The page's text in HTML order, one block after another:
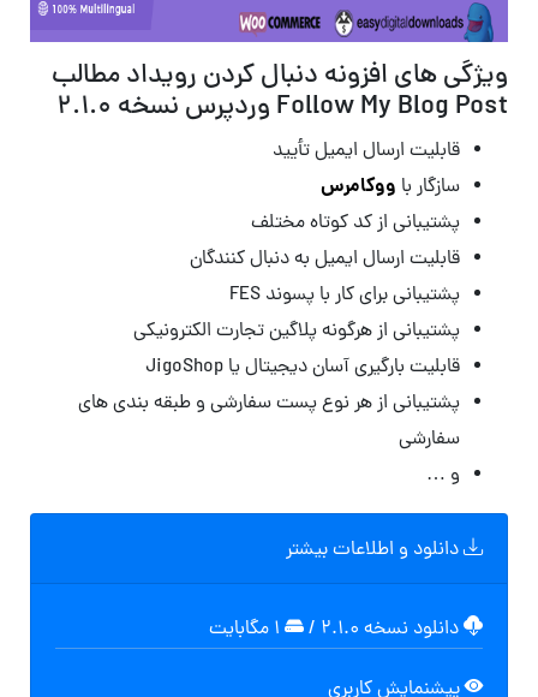
ویژگی های افزونه دنبال کردن رویداد مطالب
Follow My Blog Post وردپرس نسخه 2.1.0
قابلیت ارسال ایمیل تأیید
سازگار با ووکامرس
پشتیبانی از کد کوتاه مختلف
قابلیت ارسال ایمیل به دنبال کنندگان
پشتیبانی برای کار با پسوند FES
پشتیبانی از هرگونه پلاگین تجارت الکترونیکی
قابلیت بارگیری آسان دیجیتال یا JigoShop
پشتیبانی از هر نوع پست سفارشی و طبقه بندی های
سفارشی
و …
دانلود و اطلاعات بیشتر
دانلود نسخه ۲.۱.۰ /
پیشنمایش کاربری